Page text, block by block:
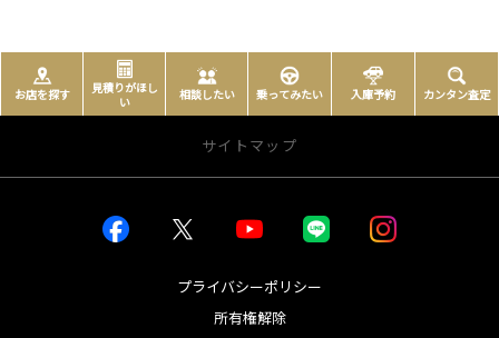
お店を探す
見積りがほし
い
相談したい 乗ってみたい 入庫予約 カンタン査定
サイトマップ
プライバシーポリシー
所有権解除